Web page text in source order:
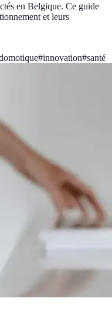
en Belgique. Ce guide
et leurs
#innovation#santé